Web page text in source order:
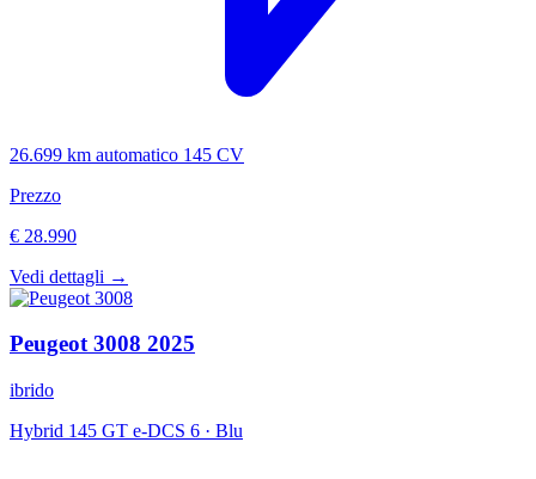
26.699 km automatico 145 CV
Prezzo
€ 28.990
Vedi dettagli →
Peugeot3008 2025
ibrido
Hybrid 145 GT e-DCS 6 · Blu